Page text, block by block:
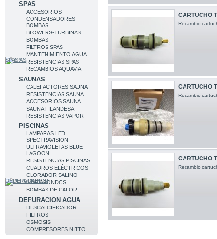
SPAS
DEPURACION
SPAS
ACCESORIOS
CONDENSADORES
BOMBAS
BLOWERS-TURBINAS
BOMBAS
FILTROS SPAS
MANTENIMIENTO AGUA
RESISTENCIAS SPAS
RECAMBIOS AQUAVIA
SAUNAS
CALEFACTORES SAUNA
RESISTENCIAS SAUNA
ACCESORIOS SAUNA
SAUNA FILANDESA
RESISTENCIAS VAPOR
PISCINAS
LÁMPARAS LED
SPECTRAVISION
ULTRAVIOLETAS BLUE
LAGOON
RESISTENCIAS PISCINAS
CUADROS ELÉCTRICOS
CLORADOR SALINO
LIMPIAFONDOS
BOMBAS DE CALOR
DEPURACION AGUA
DESCALCIFICADOR
FILTROS
OSMOSIS
COMPRESORES NITTO
CARTUCHO
Recambio
CARTUCHO
Recambio
CARTUCHO
Recambio